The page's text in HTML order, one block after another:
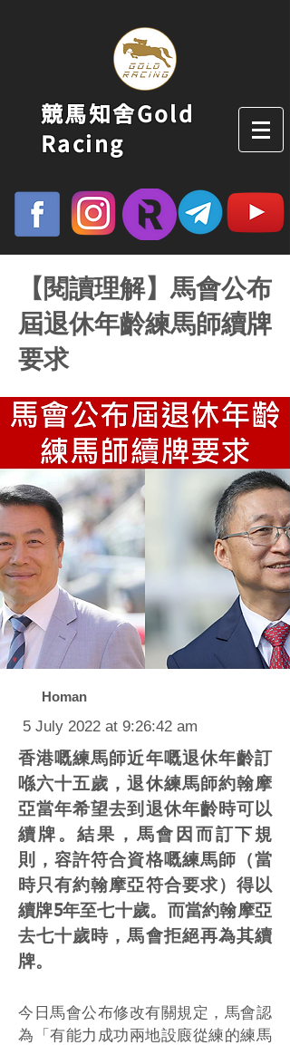
競馬知舍Gold
Racing
【閱讀理解】馬會公布
屆退休年齡練馬師續牌
要求
Homan
5 July 2022 at 9:26:42 am
香港嘅練馬師近年嘅退休年齡訂
喺六十五歲，退休練馬師約翰摩
亞當年希望去到退休年齡時可以
續牌。結果，馬會因而訂下規
則，容許符合資格嘅練馬師（當
時只有約翰摩亞符合要求）得以
續牌5年至七十歲。而當約翰摩亞
去七十歲時，馬會拒絕再為其續
牌。
今日馬會公布修改有關規定，馬會認
為「有能力成功兩地設廄從練的練馬